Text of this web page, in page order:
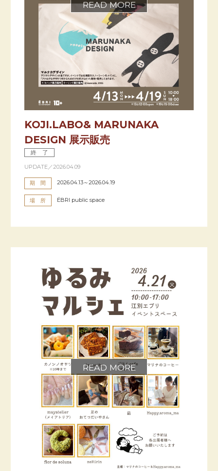
KOJI.LABO& MARUNAKA
DESIGN 展示販売
終 了
UPDATE／2026.04.09
期 間 2026.04.13～2026.04.19
場 所 ËBRI public space